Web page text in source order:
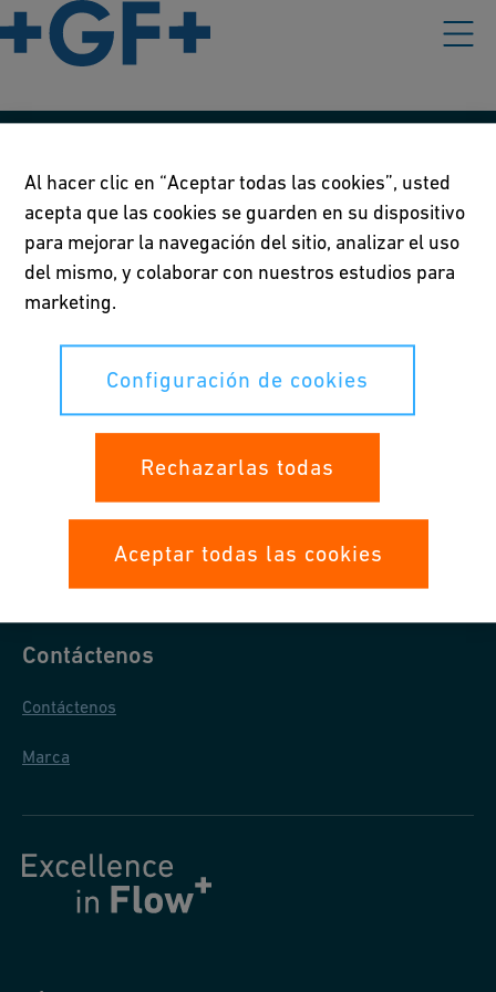
Condiciones de uso
Declaración de privacidad
Configuración de cookies
Sus derechos
Protección de Datos
Condiciones Generales de Venta
Contáctenos
Contáctenos
Marca
Al hacer clic en “Aceptar todas las cookies”, usted
acepta que las cookies se guarden en su dispositivo
para mejorar la navegación del sitio, analizar el uso
del mismo, y colaborar con nuestros estudios para
marketing.
Configuración de cookies
Rechazarlas todas
Aceptar todas las cookies